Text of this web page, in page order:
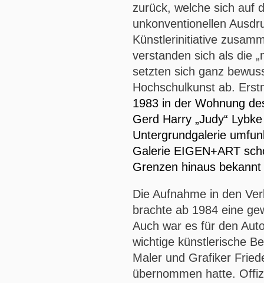
zurück, welche sich auf
unkonventionellen
Künstlerinitiative
verstanden sich als die
setzten sich ganz
Hochschulkunst ab.
1983 in der Wohnung
Gerd Harry „Judy“
Untergrundgalerie
Galerie EIGEN+ART
Grenzen hinaus
Die Aufnahme in den
brachte ab 1984 eine
Auch war es für den
wichtige künstlerische
Maler und Grafiker
übernommen hatte.